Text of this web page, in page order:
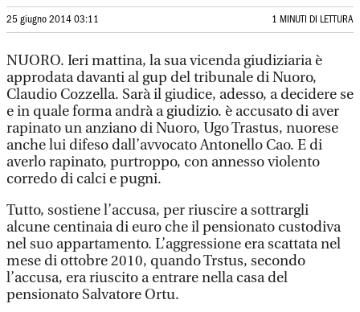
25 giugno 2014 03:11 1 MINUTI DI LETTURA
NUORO. Ieri mattina, la sua vicenda giudiziaria è
approdata davanti al gup del tribunale di Nuoro,
Claudio Cozzella. Sarà il giudice, adesso, a decidere se
e in quale forma andrà a giudizio. è accusato di aver
rapinato un anziano di Nuoro, Ugo Trastus, nuorese
anche lui difeso dall’avvocato Antonello Cao. E di
averlo rapinato, purtroppo, con annesso violento
corredo di calci e pugni.
Tutto, sostiene l’accusa, per riuscire a sottrargli
alcune centinaia di euro che il pensionato custodiva
nel suo appartamento. L’aggressione era scattata nel
mese di ottobre 2010, quando Trstus, secondo
l’accusa, era riuscito a entrare nella casa del
pensionato Salvatore Ortu.